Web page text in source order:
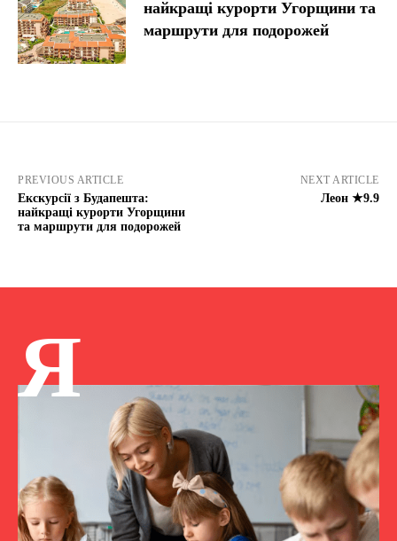
найкращі курорти Угорщини та
маршрути для подорожей
PREVIOUS ARTICLE
Екскурсії з Будапешта:
найкращі курорти Угорщини
та маршрути для подорожей
NEXT ARTICLE
Леон ★9.9
Я